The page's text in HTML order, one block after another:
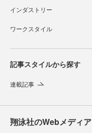
インダストリー
ワークスタイル
記事スタイルから探す
連載記事
翔泳社のWebメディア